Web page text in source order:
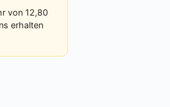
von 12,80
erhalten